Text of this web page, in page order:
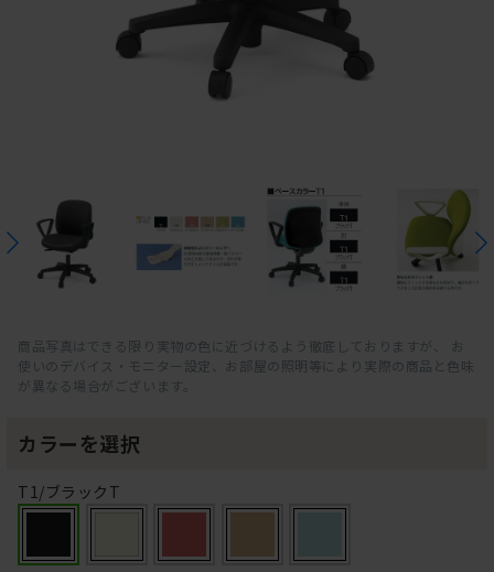
商品写真はできる限り実物の色に近づけるよう徹底しておりますが、 お
使いのデバイス・モニター設定、お部屋の照明等により実際の商品と色味
が異なる場合がございます。
カラーを選択
T1/ブラックT